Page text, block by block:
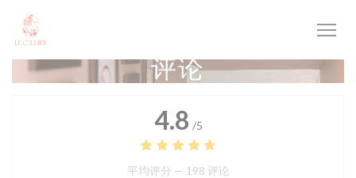
Cookie管理面板
评论
4.8 /5
平均评分 — 198 评论